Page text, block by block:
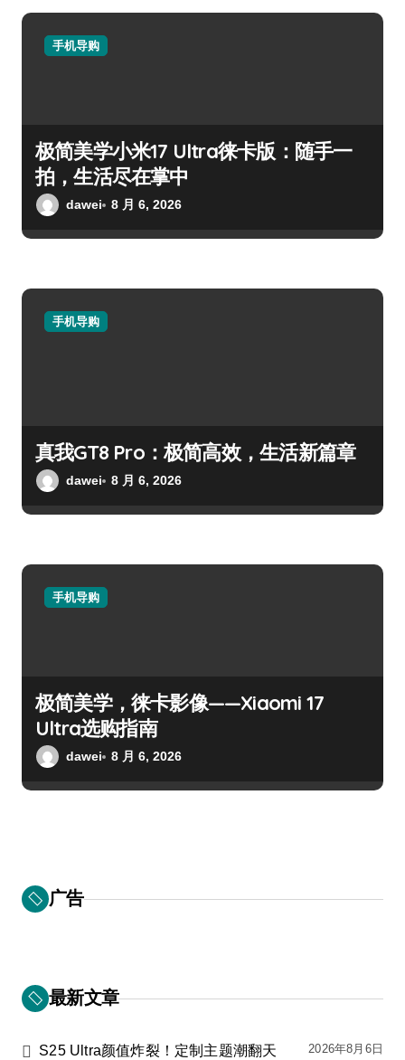
手机导购
极简美学小米17 Ultra徕卡版：随手一
拍，生活尽在掌中
dawei 8 月 6, 2026
手机导购
真我GT8 Pro：极简高效，生活新篇章
dawei 8 月 6, 2026
手机导购
极简美学，徕卡影像——Xiaomi 17
Ultra选购指南
dawei 8 月 6, 2026
广告
最新文章
S25 Ultra颜值炸裂！定制主题潮翻天 2026年8月6日